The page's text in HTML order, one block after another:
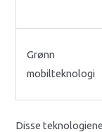
Grønn
mobilteknologi
Disse